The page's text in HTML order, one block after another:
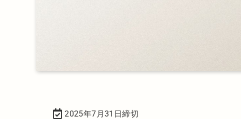
2025年7月31日締切